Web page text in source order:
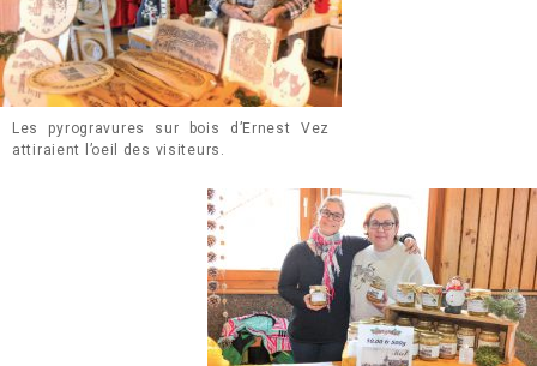
Les pyrogravures sur bois d’Ernest Vez
attiraient l’oeil des visiteurs.